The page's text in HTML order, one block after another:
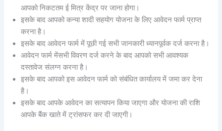
आपको निकटतम ई मित्र केंद्र पर जाना होगा।
इसके बाद आपको कन्या शादी सहयोग योजना के लिए आवेदन फार्म प्राप्त
करना है।
इसके बाद आवेदन फार्म में पूछी गई सभी जानकारी ध्यानपूर्वक दर्ज करना है।
आवेदन फार्म मेंसभी विवरण दर्ज करने के बाद आपको सभी आवश्यक
दस्तावेज संलग्न करना है।
इसके बाद आपको इस आवेदन फार्म को संबंधित कार्यालय में जमा कर देना
है।
इसके बाद आपके आवेदन का सत्यापन किया जाएगा और योजना की राशि
आपके बैंक खाते में ट्रांसफर कर दी जाएगी।